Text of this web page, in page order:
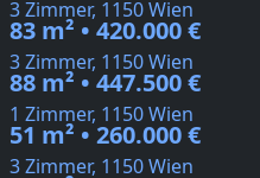
3 Zimmer, 1150 Wien
83 m² • 420.000 €
3 Zimmer, 1150 Wien
88 m² • 447.500 €
1 Zimmer, 1150 Wien
51 m² • 260.000 €
3 Zimmer, 1150 Wien